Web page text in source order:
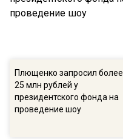
Плющенко запросил более
25 млн рублей у
президентского фонда на
проведение шоу